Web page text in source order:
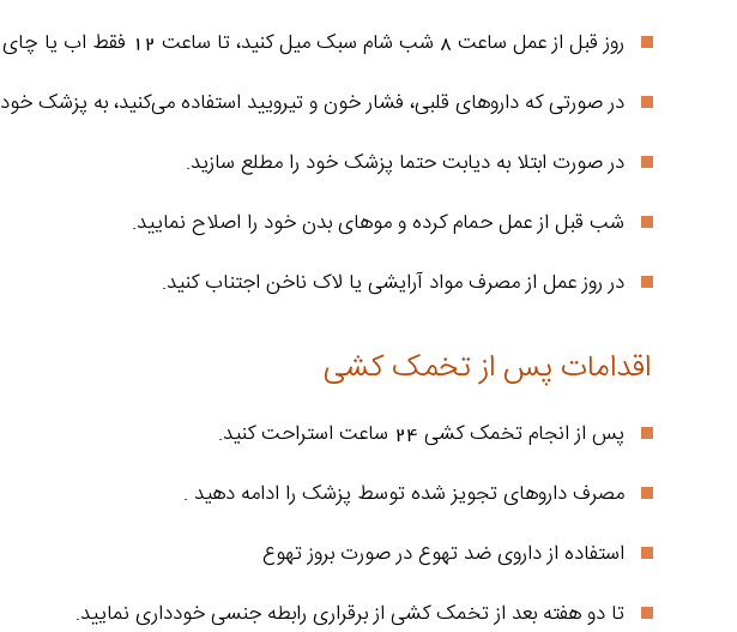
روز قبل از عمل ساعت 8 شب شام سبک میل کنید، تا ساعت 12 فقط اب یا چای بنوشید و از ساعت 12 شب تا زمان عمل کاملا ناشتا بمانید.
در صورتی که داروهای قلبی، فشار خون و تیرویید استفاده می‌کنید، به پزشک
در صورت ابتلا به دیابت حتما پزشک خود را مطلع سازید.
شب قبل از عمل حمام کرده و موهای بدن خود را اصلاح نمایید.
در روز عمل از مصرف مواد آرایشی یا لاک ناخن اجتناب کنید.
اقدامات پس از تخمک کشی
پس از انجام تخمک کشی 24 ساعت استراحت کنید.
مصرف داروهای تجویز شده توسط پزشک را ادامه دهید .
استفاده از داروی ضد تهوع در صورت بروز تهوع
تا دو هفته بعد از تخمک کشی از برقراری رابطه جنسی خودداری نمایید.